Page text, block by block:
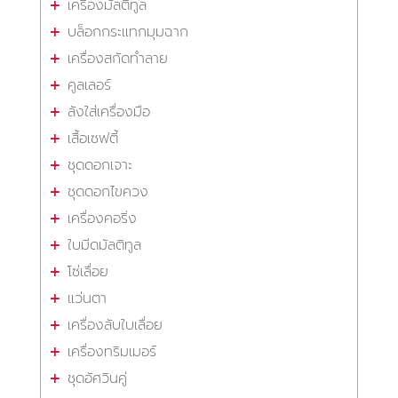
เครื่องมัลติทูล
บล็อกกระแทกมุมฉาก
เครื่องสกัดทำลาย
คูลเลอร์
ลังใส่เครื่องมือ
เสื้อเซฟตี้
ชุดดอกเจาะ
ชุดดอกไขควง
เครื่องคอริ่ง
ใบมีดมัลติทูล
โซ่เลื่อย
แว่นตา
เครื่องลับใบเลื่อย
เครื่องทริมเมอร์
ชุดอัศวินคู่